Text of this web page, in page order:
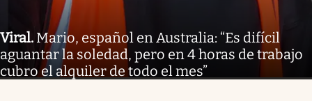
Viral. Mario, español en Australia: “Es difícil
aguantar la soledad, pero en 4 horas de trabajo
cubro el alquiler de todo el mes”